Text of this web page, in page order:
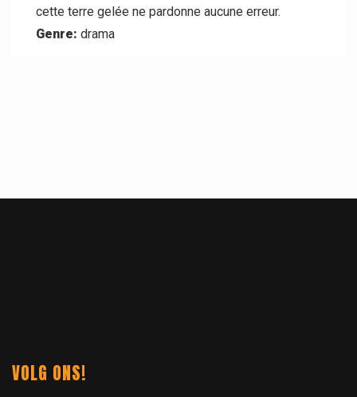
cette terre gelée ne pardonne aucune erreur.
Genre: drama
VOLG ONS!